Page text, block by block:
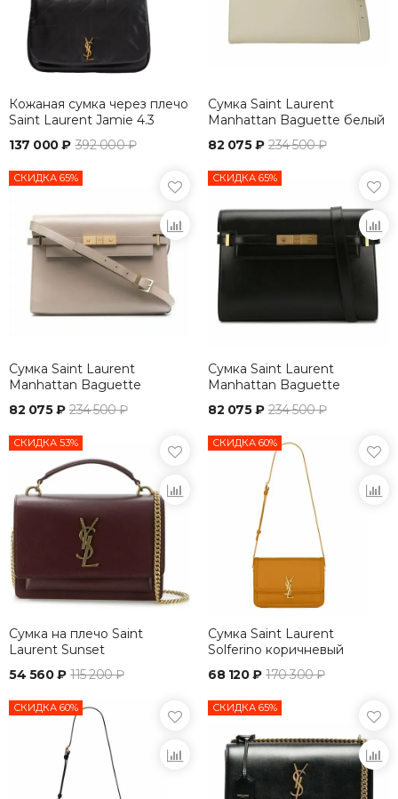
Кожаная сумка через плечо
Saint Laurent Jamie 4.3
137 000 ₽ 392 000 ₽
Сумка Saint Laurent
Manhattan Baguette белый
82 075 ₽ 234 500 ₽
СКИДКА 65%
Сумка Saint Laurent
Manhattan Baguette
82 075 ₽ 234 500 ₽
СКИДКА 65%
Сумка Saint Laurent
Manhattan Baguette
82 075 ₽ 234 500 ₽
СКИДКА 53%
Сумка на плечо Saint
Laurent Sunset
54 560 ₽ 115 200 ₽
СКИДКА 60%
Сумка Saint Laurent
Solferino коричневый
68 120 ₽ 170 300 ₽
СКИДКА 60% СКИДКА 65%